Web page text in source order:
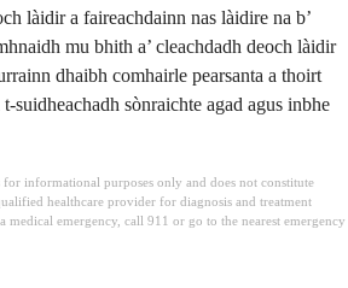
làidir a faireachdainn nas làidire na b’
mu bhith a’ cleachdadh deoch làidir
dhaibh comhairle pearsanta a thoirt
suidheachadh sònraichte agad agus inbhe
for informational purposes only and does not constitute
healthcare provider for diagnosis and treatment
medical emergency, call 911 or go to the nearest emergency